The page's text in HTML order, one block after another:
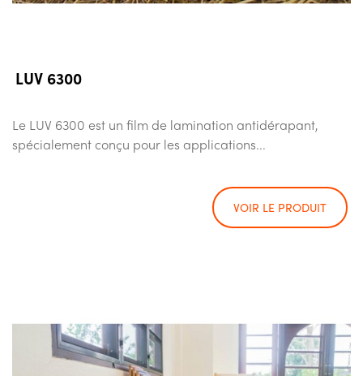
LUV 6300
Le LUV 6300 est un film de lamination antidérapant,
spécialement conçu pour les applications...
VOIR LE PRODUIT